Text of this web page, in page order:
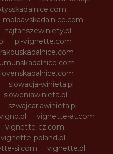
moldavskadalnice.com
najtanszewiniety.pl
pl-vignette.com
rakouskadalnice.com
slowacja-winieta.pl
sloweniawinieta.pl
szwajcariawinieta.pl
vignette-at.com
vignette-cz.com
vignette-poland.pl
si.com
vignette.pl